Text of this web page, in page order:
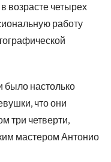
возрасте четырех
работу
было настолько
что они
три четверти,
мастером Антонио